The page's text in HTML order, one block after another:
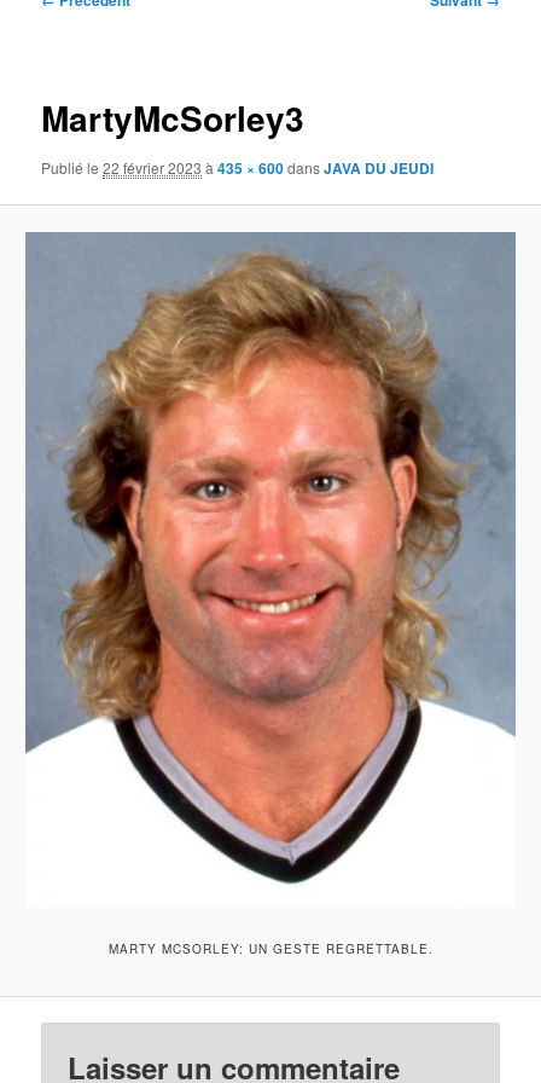
MartyMcSorley3
Publié le22 février 2023 à435 × 600dansJAVA DU JEUDI
MARTY MCSORLEY: UN GESTE REGRETTABLE.
Laisser un commentaire